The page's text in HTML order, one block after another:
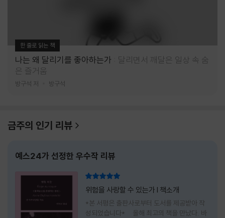
한 줄로 읽는 책
나는 왜 달리기를 좋아하는가
달리면서 깨달은 일상 속 숨
은 즐거움
방구석 저 방구석
금주의 인기 리뷰
예스24가 선정한 우수작 리뷰
위험을 사랑할 수 있는가 l 책소개
*본 서평은 출판사로부터 도서를 제공받아 작
성되었습니다* 올해 최고의 책을 만났다. 바